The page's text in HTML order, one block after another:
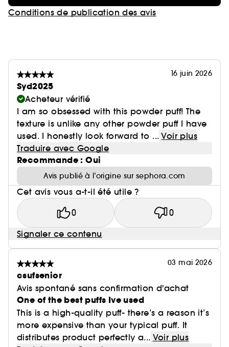
Conditions de publication des avis
16 juin 2026
Syd2025
Acheteur vérifié
I am so obsessed with this powder puff! The
texture is unlike any other powder puff I have
used. I honestly look forward to ... Voir plus
Traduire avec Google
Recommande : Oui
Avis publié à l’origine sur sephora.com
Cet avis vous a-t-il été utile ?
0 0
Signaler ce contenu
03 mai 2026
csufsenior
Avis spontané sans confirmation d'achat
One of the best puffs Ive used
This is a high-quality puff- there’s a reason it’s
more expensive than your typical puff. It
distributes product perfectly a... Voir plus